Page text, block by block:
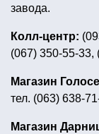
вечеринка в
украшение
вечеринка в
детский
декор для
вечеринка в
завода.
Колл-центр:
(067) 350-55-33,
Магазин
тел. (063) 638-
Магазин